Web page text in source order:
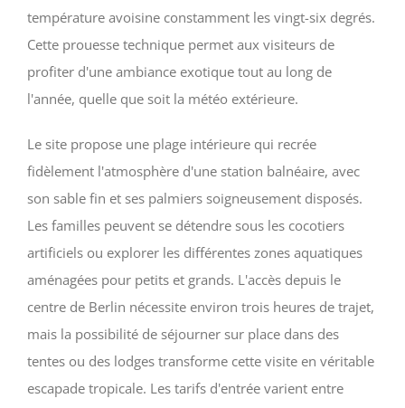
température avoisine constamment les vingt-six degrés.
Cette prouesse technique permet aux visiteurs de
profiter d'une ambiance exotique tout au long de
l'année, quelle que soit la météo extérieure.
Le site propose une plage intérieure qui recrée
fidèlement l'atmosphère d'une station balnéaire, avec
son sable fin et ses palmiers soigneusement disposés.
Les familles peuvent se détendre sous les cocotiers
artificiels ou explorer les différentes zones aquatiques
aménagées pour petits et grands. L'accès depuis le
centre de Berlin nécessite environ trois heures de trajet,
mais la possibilité de séjourner sur place dans des
tentes ou des lodges transforme cette visite en véritable
escapade tropicale. Les tarifs d'entrée varient entre